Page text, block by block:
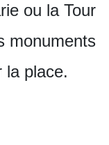
ou la Tour
monuments
la place.